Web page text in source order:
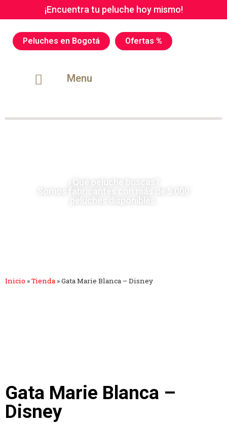
¡Encuentra tu peluche hoy mismo!
Peluches en Bogotá Ofertas %
Menu
¿Qué peluche buscas?
Somos fabricantes con más de 5.000
peluches disponibles.
Inicio »Tienda »Gata Marie Blanca – Disney
Gata Marie Blanca –
Disney